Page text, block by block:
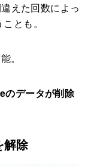
えた回数によっ
とも。
。
のデータが削除
解除